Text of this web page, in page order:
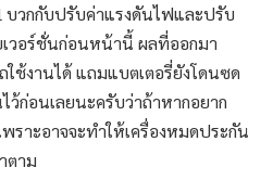
บวกกับปรับค่าแรงดันไฟและปรับ
เวอร์ชั่นก่อนหน้านี้ ผลที่ออกมา
ช้งานได้ แถมแบตเตอรี่ยังโดนซด
ว้ก่อนเลยนะครับว่าถ้าหากอยาก
ราะอาจจะทำให้เครื่องหมดประกัน
ตาม